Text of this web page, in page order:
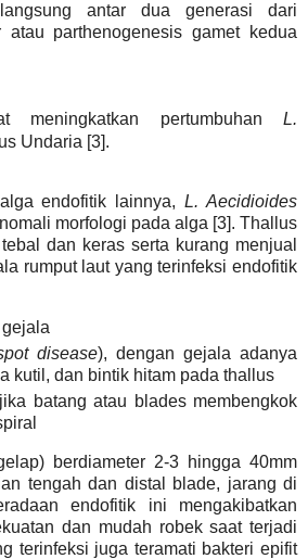
antar dua generasi dari
atau parthenogenesis gamet kedua
meningkatkan pertumbuhanL.
Undaria [3].
endofitik lainnya,L. Aecidioides
morfologi pada alga [3]. Thallus
dan keras serta kurang menjual
rumput laut yang terinfeksi endofitik
disease), dengan gejala adanya
kutil, dan bintik hitam pada thallus
batang atau blades membengkok
berdiameter 2-3 hingga 40mm
tengah dan distal blade, jarang di
endofitik ini mengakibatkan
dan mudah robek saat terjadi
terinfeksi juga teramati bakteri epifit